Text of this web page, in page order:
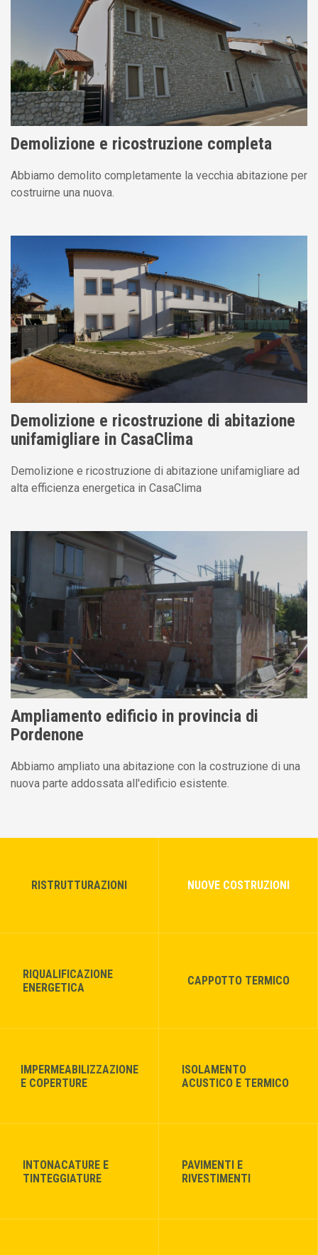
Demolizione e ricostruzione completa
Abbiamo demolito completamente la vecchia abitazione per
costruirne una nuova.
Demolizione e ricostruzione di abitazione
unifamigliare in CasaClima
Demolizione e ricostruzione di abitazione unifamigliare ad
alta efficienza energetica in CasaClima
Ampliamento edificio in provincia di
Pordenone
Abbiamo ampliato una abitazione con la costruzione di una
nuova parte addossata all'edificio esistente.
RISTRUTTURAZIONI NUOVE COSTRUZIONI
RIQUALIFICAZIONE
ENERGETICA
CAPPOTTO TERMICO
IMPERMEABILIZZAZIONE
E COPERTURE
ISOLAMENTO
ACUSTICO E TERMICO
INTONACATURE E
TINTEGGIATURE
PAVIMENTI E
RIVESTIMENTI